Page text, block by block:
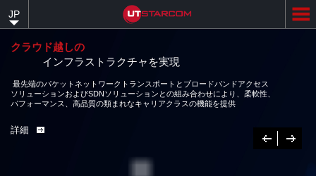
content
JP
クラウド越しの
インフラストラクチャを実現
最先端のパケットネットワークトランスポートとブロードバンドアクセス
ソリューションおよびSDNソリューションとの組み合わせにより、柔軟性、
パフォーマンス、高品質の類まれなキャリアクラスの機能を提供
詳細
Previous
次
へ